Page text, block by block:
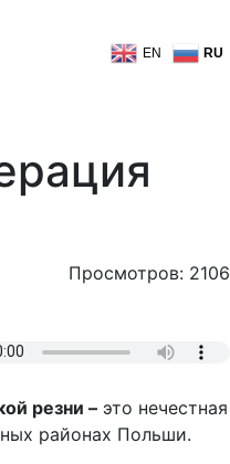
EN RU
Просмотров: 2106
резни – это нечестная
районах Польши.